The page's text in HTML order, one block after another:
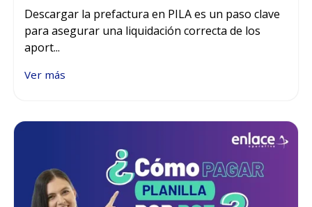
Descargar la prefactura en PILA es un paso clave
para asegurar una liquidación correcta de los
aport...
Ver más